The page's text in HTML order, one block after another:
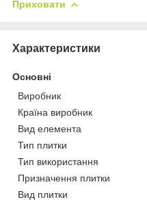
Приховати
Характеристики
Основні
Виробник
Країна виробник
Вид елемента
Тип плитки
Тип використання
Призначення плитки
Вид плитки